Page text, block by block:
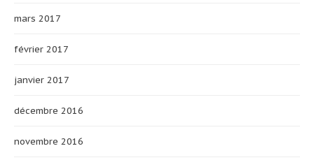
mars 2017
février 2017
janvier 2017
décembre 2016
novembre 2016